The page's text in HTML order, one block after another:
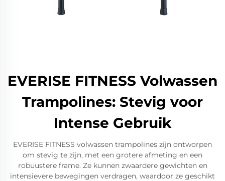
EVERISE FITNESS Volwassen
Trampolines: Stevig voor
Intense Gebruik
EVERISE FITNESS volwassen trampolines zijn ontworpen
om stevig te zijn, met een grotere afmeting en een
robuustere frame. Ze kunnen zwaardere gewichten en
intensievere bewegingen verdragen, waardoor ze geschikt